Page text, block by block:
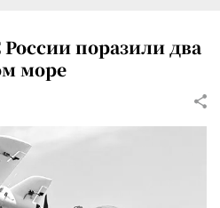
поразили два
море